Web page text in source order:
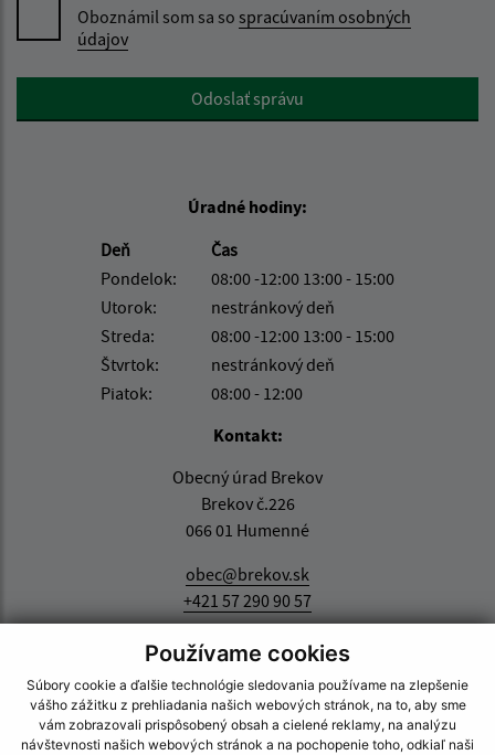
Používame cookies
Súbory cookie a ďalšie technológie sledovania používame na zlepšenie
vášho zážitku z prehliadania našich webových stránok, na to, aby sme
vám zobrazovali prispôsobený obsah a cielené reklamy, na analýzu
návštevnosti našich webových stránok a na pochopenie toho, odkiaľ naši
Oboznámil som sa so spracúvaním osobných
údajov
Google reCaptcha ResponseOdoslať správu
Úradné hodiny:
Deň
Čas
Pondelok:
08:00 -12:00 13:00 - 15:00
Utorok:
nestránkový deň
Streda:
08:00 -12:00 13:00 - 15:00
Štvrtok:
nestránkový deň
Piatok:
08:00 - 12:00
Kontakt:
Obecný úrad Brekov
Brekov č.226
066 01 Humenné
obec@brekov.sk
+421 57 290 90 57
IČO: 00322831